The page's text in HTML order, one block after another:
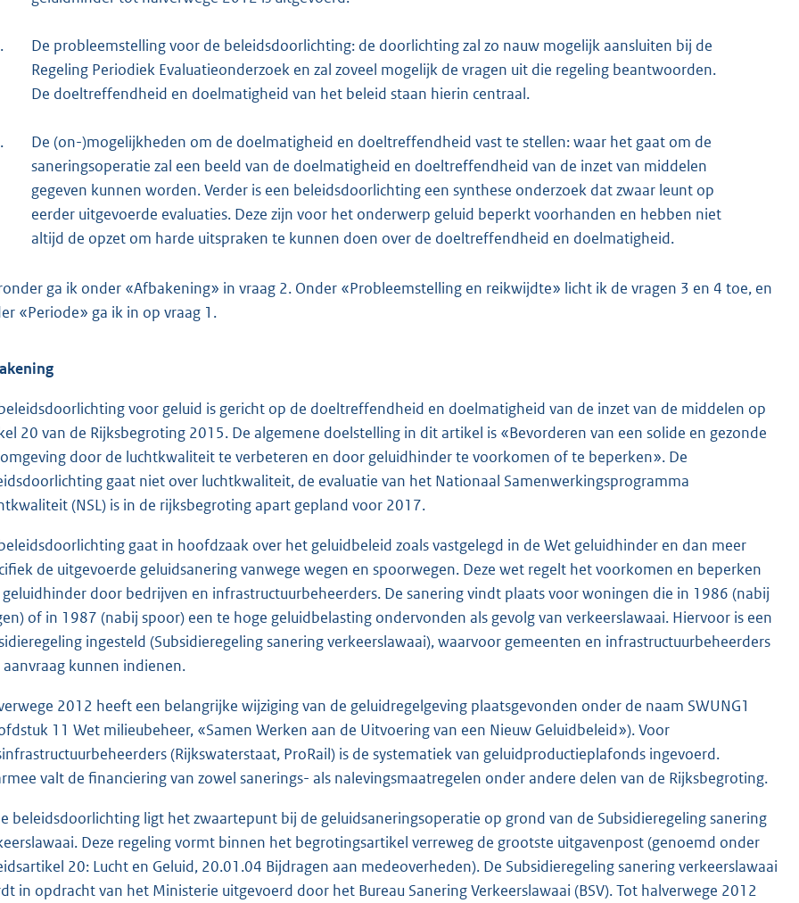
De probleemstelling voor de beleidsdoorlichting: de doorlichting zal zo nauw mogelijk aansluiten bij de
Regeling Periodiek Evaluatieonderzoek en zal zoveel mogelijk de vragen uit die regeling beantwoorden.
De doeltreffendheid en doelmatigheid van het beleid staan hierin centraal.
De (on-)mogelijkheden om de doelmatigheid en doeltreffendheid vast te stellen: waar het gaat om de
saneringsoperatie zal een beeld van de doelmatigheid en doeltreffendheid van de inzet van middelen
gegeven kunnen worden. Verder is een beleidsdoorlichting een synthese onderzoek dat zwaar leunt op
eerder uitgevoerde evaluaties. Deze zijn voor het onderwerp geluid beperkt voorhanden en hebben niet
altijd de opzet om harde uitspraken te kunnen doen over de doeltreffendheid en doelmatigheid.
ga ik onder «Afbakening» in vraag 2. Onder «Probleemstelling en reikwijdte» licht ik de vragen 3 en 4 toe, en
«Periode» ga ik in op vraag 1.
voor geluid is gericht op de doeltreffendheid en doelmatigheid van de inzet van de middelen op
20 van de Rijksbegroting 2015. De algemene doelstelling in dit artikel is «Bevorderen van een solide en gezonde
door de luchtkwaliteit te verbeteren en door geluidhinder te voorkomen of te beperken». De
gaat niet over luchtkwaliteit, de evaluatie van het Nationaal Samenwerkingsprogramma
(NSL) is in de rijksbegroting apart gepland voor 2017.
gaat in hoofdzaak over het geluidbeleid zoals vastgelegd in de Wet geluidhinder en dan meer
de uitgevoerde geluidsanering vanwege wegen en spoorwegen. Deze wet regelt het voorkomen en beperken
door bedrijven en infrastructuurbeheerders. De sanering vindt plaats voor woningen die in 1986 (nabij
of in 1987 (nabij spoor) een te hoge geluidbelasting ondervonden als gevolg van verkeerslawaai. Hiervoor is een
ingesteld (Subsidieregeling sanering verkeerslawaai), waarvoor gemeenten en infrastructuurbeheerders
aanvraag kunnen indienen.
2012 heeft een belangrijke wijziging van de geluidregelgeving plaatsgevonden onder de naam SWUNG1
11 Wet milieubeheer, «Samen Werken aan de Uitvoering van een Nieuw Geluidbeleid»). Voor
(Rijkswaterstaat, ProRail) is de systematiek van geluidproductieplafonds ingevoerd.
valt de financiering van zowel sanerings- als nalevingsmaatregelen onder andere delen van de Rijksbegroting.
beleidsdoorlichting ligt het zwaartepunt bij de geluidsaneringsoperatie op grond van de Subsidieregeling sanering
Deze regeling vormt binnen het begrotingsartikel verreweg de grootste uitgavenpost (genoemd onder
20: Lucht en Geluid, 20.01.04 Bijdragen aan medeoverheden). De Subsidieregeling sanering verkeerslawaai
in opdracht van het Ministerie uitgevoerd door het Bureau Sanering Verkeerslawaai (BSV). Tot halverwege 2012